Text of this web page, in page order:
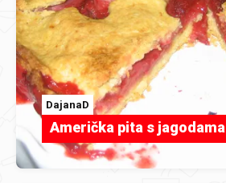
DajanaD
Američka pita s jagodama